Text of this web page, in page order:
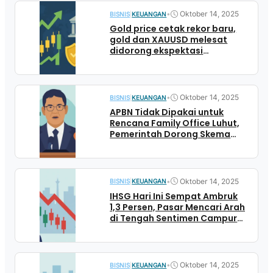
BISNIS |KEUANGAN• Oktober 14, 2025
Gold price cetak rekor baru,
gold dan XAUUSD melesat
didorong ekspektasi
dan lonjakan permintaan
lindung nilai
BISNIS |KEUANGAN• Oktober 14, 2025
APBN Tidak Dipakai untuk
Rencana Family Office Luhut,
Pemerintah Dorong Skema
BISNIS KEUANGAN• Oktober 14, 2025
IHSG Hari Ini Sempat Ambruk
1,3 Persen, Pasar Mencari Arah
di Tengah Sentimen Campur
BISNIS |KEUANGAN• Oktober 14, 2025